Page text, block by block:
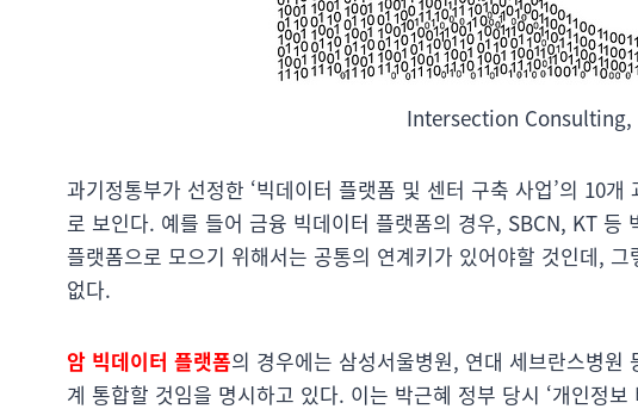
Intersection Consulting,
과기정통부가 선정한 ‘빅데이터 플랫폼 및 센터 구축 사업’의 10개
로 보인다. 예를 들어 금융 빅데이터 플랫폼의 경우, SBCN, KT 등
플랫폼으로 모으기 위해서는 공통의 연계키가 있어야할 것인데,
없다.
암 빅데이터 플랫폼의 경우에는 삼성서울병원, 연대 세브란스병
계 통합할 것임을 명시하고 있다. 이는 박근혜 정부 당시 ‘개인정